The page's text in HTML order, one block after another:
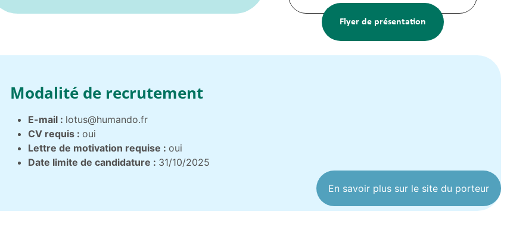
Flyer de présentation
Modalité de recrutement
E-mail : lotus@humando.fr
CV requis : oui
Lettre de motivation requise : oui
Date limite de candidature : 31/10/2025
En savoir plus sur le site du porteur